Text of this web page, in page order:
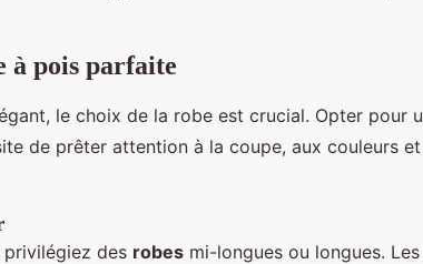
à pois parfaite
le choix de la robe est crucial. Opter pour
de prêter attention à la coupe, aux couleurs
privilégiez des robes mi-longues ou longues. Les